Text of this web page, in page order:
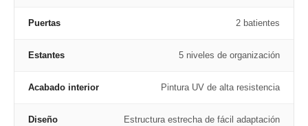
Puertas 2 batientes
Estantes 5 niveles de organización
Acabado interior Pintura UV de alta resistencia
Diseño Estructura estrecha de fácil adaptación